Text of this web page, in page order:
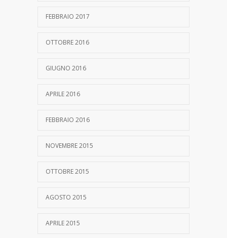
FEBBRAIO 2017
OTTOBRE 2016
GIUGNO 2016
APRILE 2016
FEBBRAIO 2016
NOVEMBRE 2015
OTTOBRE 2015
AGOSTO 2015
APRILE 2015